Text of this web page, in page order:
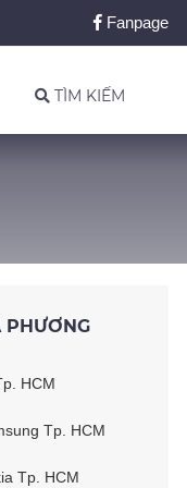
Fanpage
TÌM KIẾM
HCM
Tp. HCM
Tp. HCM